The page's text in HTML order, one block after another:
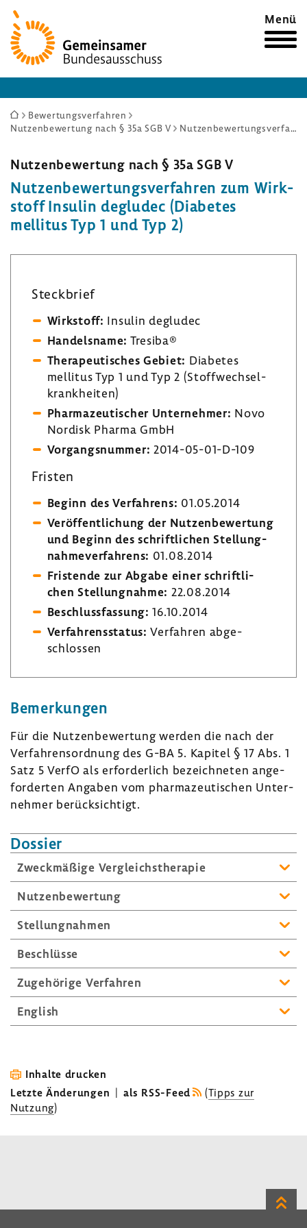
Zur
Startseite
Menü
Sie
sind
Bewertungsverfahren
Nutzenbewertung nach § 35a SGB V
Nutzenbewertungsverfahren zum Wirkstoff Insulin degludec (Diabetes mellitus Typ 1 und Typ 2)
Nutzen­be­wer­tung nach § 35a SGB V
Nutzen­be­wer­tungs­ver­fahren zum Wirk­
stoff Insulin degludec (Diabetes
mellitus Typ 1 und Typ 2)
Steck­brief
Wirk­stoff: Insulin degludec
Handels­name: Tresiba®
Thera­peu­ti­sches Gebiet: Diabetes
mellitus Typ 1 und Typ 2 (Stoff­wech­sel­
krank­heiten)
Phar­ma­zeu­ti­scher Unter­nehmer: Novo
Nordisk Pharma GmbH
Vorgangs­nummer: 2014-​05-01-D-109
Fristen
Beginn des Verfah­rens: 01.05.2014
Veröf­fent­li­chung der Nutzen­be­wer­tung
und Beginn des schrift­li­chen Stel­lung­
nah­me­ver­fah­rens: 01.08.2014
Fris­tende zur Abgabe einer schrift­li­
chen Stel­lung­nahme: 22.08.2014
Beschluss­fas­sung: 16.10.2014
Verfah­rens­status: Verfahren abge­
schlossen
Bemer­kungen
Für die Nutzen­be­wer­tung werden die nach der
Verfah­rens­ord­nung des G-BA 5. Kapitel § 17 Abs. 1
Satz 5 VerfO als erfor­der­lich bezeich­neten ange­
for­derten Angaben vom phar­ma­zeu­ti­schen Unter­
nehmer berück­sich­tigt.
Dossier
Zweck­mä­ßige Vergleichs­the­rapie
Nutzen­be­wer­tung
Stel­lung­nahmen
Beschlüsse
Zuge­hö­rige Verfahren
English
Inhalte drucken
Letzte Änderungen | als RSS-Feed (Tipps zur
Nutzung)
Zum